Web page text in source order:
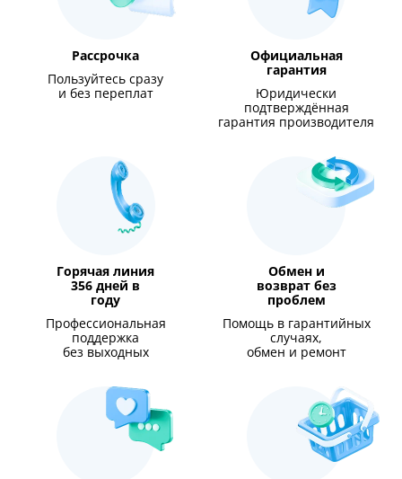
Рассрочка
Пользуйтесь сразу
и без переплат
Официальная
гарантия
Юридически
подтверждённая
гарантия производителя
Горячая линия
356 дней в
году
Профессиональная
поддержка
без выходных
Обмен и
возврат без
проблем
Помощь в гарантийных
случаях,
обмен и ремонт